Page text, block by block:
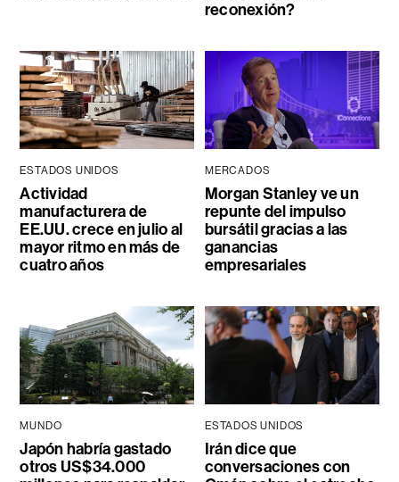
reconexión?
ESTADOS UNIDOS
Actividad
manufacturera de
EE.UU. crece en julio al
mayor ritmo en más de
cuatro años
MERCADOS
Morgan Stanley ve un
repunte del impulso
bursátil gracias a las
ganancias
empresariales
MUNDO
Japón habría gastado
otros US$34.000
ESTADOS UNIDOS
Irán dice que
conversaciones con